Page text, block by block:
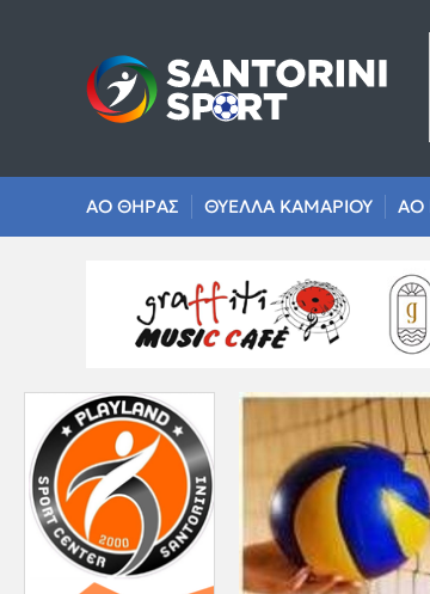
ΑΟ ΘΗΡΑΣ ΘΥΕΛΛΑ ΚΑΜΑΡΙΟΥ ΑΟ